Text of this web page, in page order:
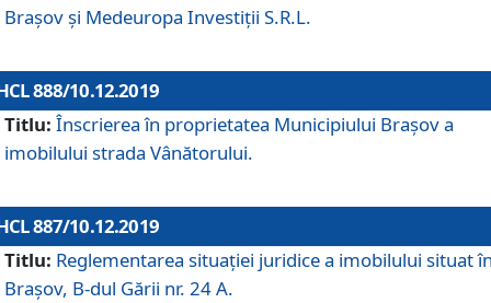
Brașov și Medeuropa Investiții S.R.L.
888/10.12.2019
Titlu: Înscrierea în proprietatea Municipiului Braşov a
imobilului strada Vânătorului.
887/10.12.2019
Titlu: Reglementarea situației juridice a imobilului situat
Brașov, B-dul Gării nr. 24 A.